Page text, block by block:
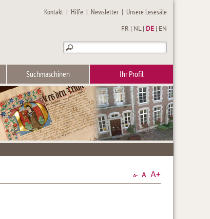
Kontakt | Hilfe | Newsletter | Unsere Lesesäle
FR NL| DE EN
Suchmaschinen Ihr Profil